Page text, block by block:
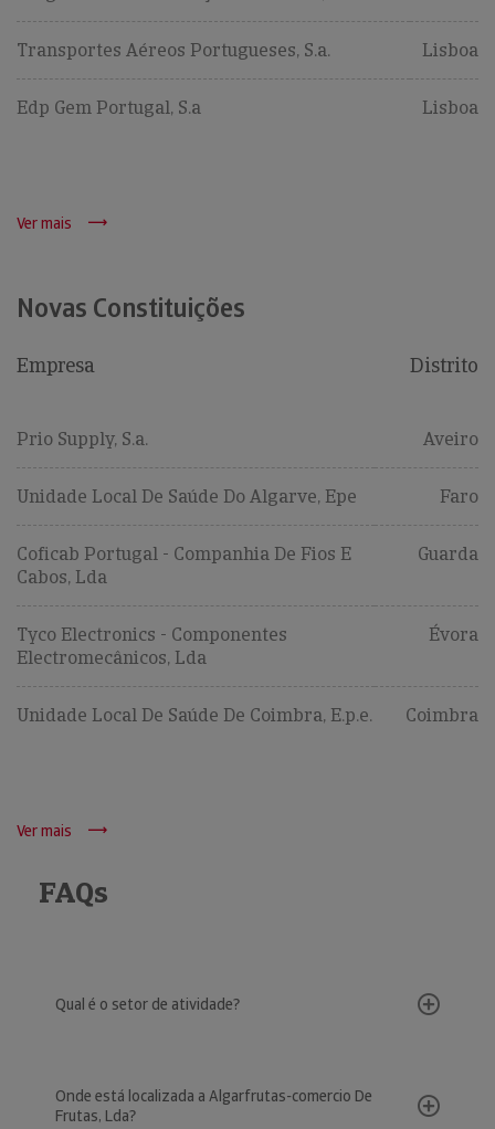
Transportes Aéreos Portugueses, S.a. Lisboa
Edp Gem Portugal, S.a Lisboa
Ver mais
Novas Constituições
Empresa Distrito
Prio Supply, S.a. Aveiro
Unidade Local De Saúde Do Algarve, Epe Faro
Coficab Portugal - Companhia De Fios E
Cabos, Lda
Guarda
Tyco Electronics - Componentes
Electromecânicos, Lda
Évora
Unidade Local De Saúde De Coimbra, E.p.e. Coimbra
Ver mais
FAQs
Qual é o setor de atividade?
Onde está localizada a Algarfrutas-comercio De
Frutas, Lda?